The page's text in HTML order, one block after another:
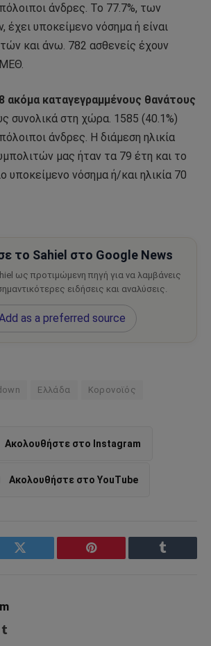
άνδρες. To 77.7%, των
υποκείμενο νόσημα ή είναι
και άνω. 782 ασθενείς έχουν
ακόμα καταγεγραμμένους θανάτους
συνολικά στη χώρα. 1585 (40.1%)
άνδρες. Η διάμεση ηλικία
μας ήταν τα 79 έτη και το
υποκείμενο νόσημα ή/και ηλικία 70
το Sahiel στο Google News
ως προτιμώμενη πηγή για να λαμβάνεις
ειδήσεις και αναλύσεις.
as a preferred source
Ελλάδα Κορονοϊός
Ακολουθήστε στο Instagram
Ακολουθήστε στο YouTube
Twitter Pinterest Tumblr
Tumblr